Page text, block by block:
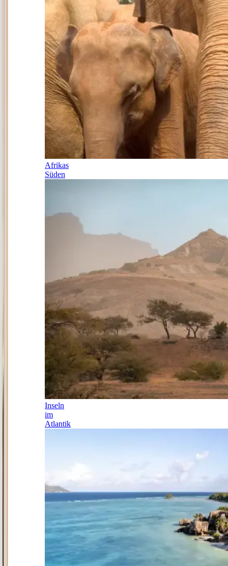
Afrikas
Süden
Inseln
im
Atlantik